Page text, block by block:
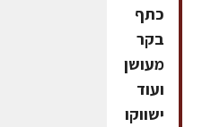
כתף
בקר
מעושן
ועוד
ישווקו